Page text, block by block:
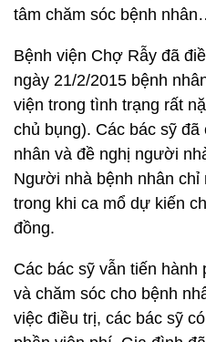
tâm chăm sóc bệnh
Bệnh viện Chợ Rẫy đã
ngày 21/2/2015 bệnh
viện trong tình trạng rất
chủ bụng). Các bác sỹ đã
nhân và đề nghị người
Người nhà bệnh nhân
trong khi ca mổ dự kiến
đồng.
Các bác sỹ vẫn tiến
và chăm sóc cho bệnh
việc điều trị, các bác sỹ